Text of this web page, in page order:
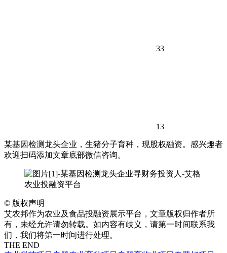
33
13
某基因检测龙头企业，生猪分子育种，现股权融资。感兴趣者
欢迎扫码添加文章底部微信咨询。
© 版权声明
艾农邦作为农业及食品投融资展示平台，文章版权归作者所
有，未经允许请勿转载。如内容有歧义，请第一时间联系我
们，我们将第一时间进行处理。
THE END